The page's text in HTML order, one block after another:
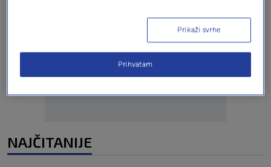
Oglas
NAJČITANIJE
Prikaži svrhe
Prihvatam